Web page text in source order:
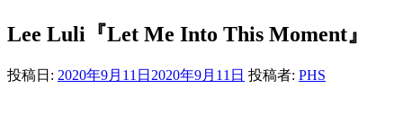
Lee Luli『Let Me Into This Moment』
投稿日: 2020年9月11日 2020年9月11日 投稿者: PHS